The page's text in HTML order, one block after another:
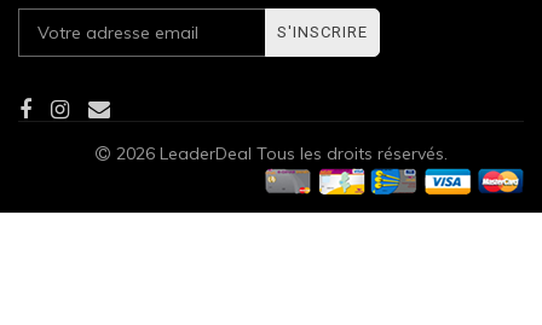
S'INSCRIRE
2026 LeaderDeal Tous les droits réservés.